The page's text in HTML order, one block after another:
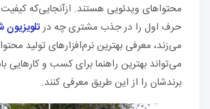
محتواهای ویدئویی هستند. ازآنجایی‌که
حرف اول را در جذب مشتری چه در
می‌زند، معرفی بهترین نرم‌افزارهای تولید
می‌تواند بهترین راهنما برای کسب و کارهایی
برندشان را از این طریق معرفی کنند.